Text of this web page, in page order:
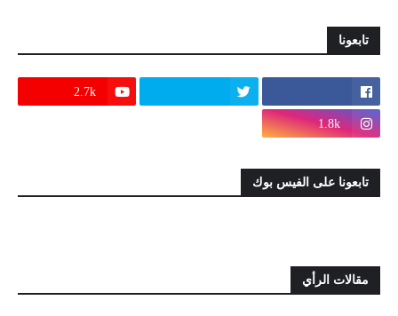
تابعونا
2.7k
1.8k
تابعونا على الفيس بوك
مقالات الرأي